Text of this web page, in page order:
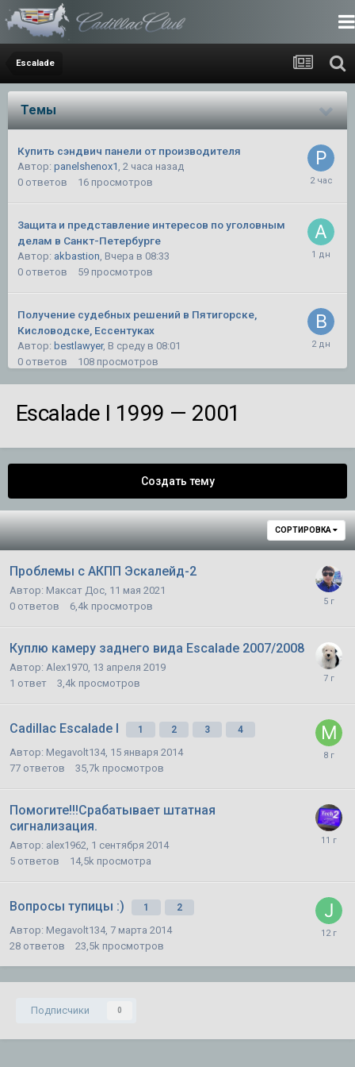
Escalade
Темы
Купить сэндвич панели от производителя
Автор: panelshenox1 , 2 часа назад
0 ответов 16 просмотров
Защита и представление интересов по уголовным
делам в Санкт-Петербурге
Автор: akbastion, Вчера в 08:33
0 ответов 59 просмотров
Получение судебных решений в Пятигорске,
Кисловодске, Ессентуках
Автор: bestlawyer, В среду в 08:01
0 ответов 108 просмотров
пропадают полоски на камерах
Автор:Климыч,В среду в 06:59
Дергается акпп при переключении Srx 2
3 ответа 2 117 просмотров
Escalade I 1999 — 2001
Создать тему
СОРТИРОВКА
Проблемы с АКПП Эскалейд-2
Автор: Максат Дос 11 мая 2021
0 ответов 6,4k просмотров
Куплю камеру заднего вида Escalade 2007/2008
Автор: Alex1970 13 апреля 2019
1 ответ 3,4k просмотров
Cadillac Escalade I 1 2 3 4
Автор: Megavolt134, 15 января 2014
77 ответов 35,7k просмотров
Помогите!!!Срабатывает штатная
сигнализация.
Автор: alex1962 1 сентября 2014
5 ответов 14,5k просмотра
Вопросы тупицы :) 1 2
Автор: Megavolt134, 7 марта 2014
28 ответов 23,5k просмотров
Подписчики 0